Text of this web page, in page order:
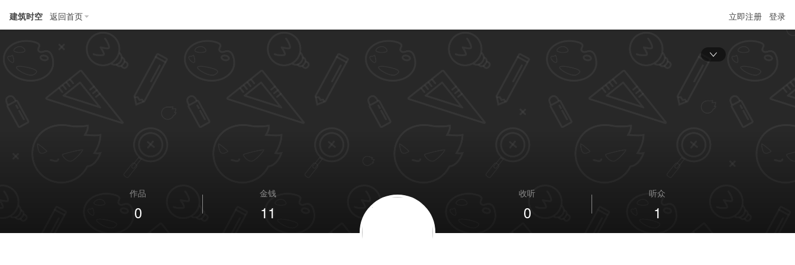
立即注册 登录
建筑时空 返回首页
作品
0
金钱
11
听众
1
收听
0